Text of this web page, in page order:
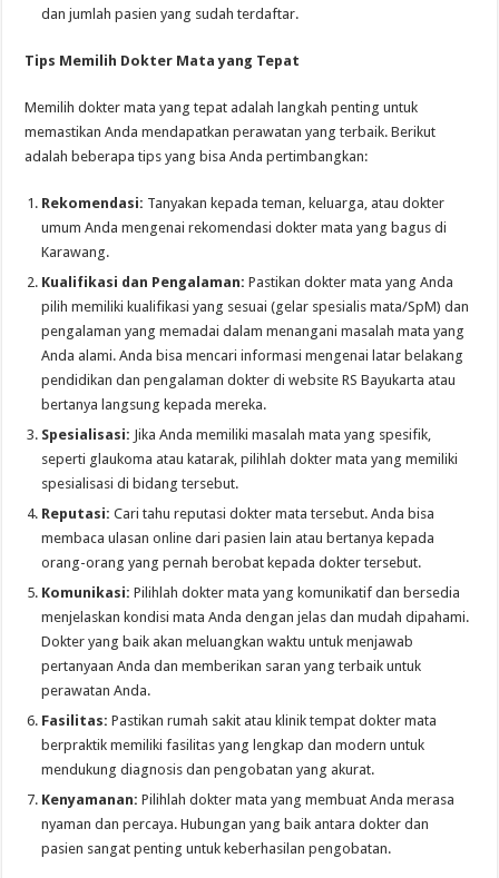
dan jumlah pasien yang sudah terdaftar.
Tips Memilih Dokter Mata yang Tepat
Memilih dokter mata yang tepat adalah langkah penting untuk
memastikan Anda mendapatkan perawatan yang terbaik. Berikut
adalah beberapa tips yang bisa Anda pertimbangkan:
Rekomendasi: Tanyakan kepada teman, keluarga, atau dokter
umum Anda mengenai rekomendasi dokter mata yang bagus di
Karawang.
Kualifikasi dan Pengalaman: Pastikan dokter mata yang Anda
pilih memiliki kualifikasi yang sesuai (gelar spesialis mata/SpM) dan
pengalaman yang memadai dalam menangani masalah mata yang
Anda alami. Anda bisa mencari informasi mengenai latar belakang
pendidikan dan pengalaman dokter di website RS Bayukarta atau
bertanya langsung kepada mereka.
Spesialisasi: Jika Anda memiliki masalah mata yang spesifik,
seperti glaukoma atau katarak, pilihlah dokter mata yang memiliki
spesialisasi di bidang tersebut.
Reputasi: Cari tahu reputasi dokter mata tersebut. Anda bisa
membaca ulasan online dari pasien lain atau bertanya kepada
orang-orang yang pernah berobat kepada dokter tersebut.
Komunikasi: Pilihlah dokter mata yang komunikatif dan bersedia
menjelaskan kondisi mata Anda dengan jelas dan mudah dipahami.
Dokter yang baik akan meluangkan waktu untuk menjawab
pertanyaan Anda dan memberikan saran yang terbaik untuk
perawatan Anda.
Fasilitas: Pastikan rumah sakit atau klinik tempat dokter mata
berpraktik memiliki fasilitas yang lengkap dan modern untuk
mendukung diagnosis dan pengobatan yang akurat.
Kenyamanan: Pilihlah dokter mata yang membuat Anda merasa
nyaman dan percaya. Hubungan yang baik antara dokter dan
pasien sangat penting untuk keberhasilan pengobatan.